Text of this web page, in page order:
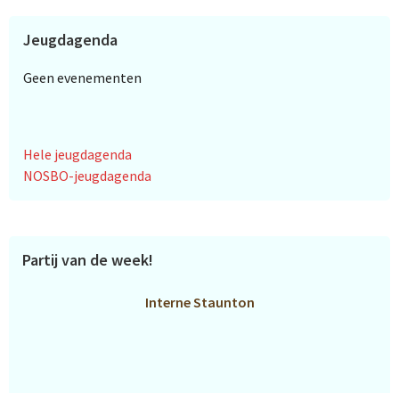
Jeugdagenda
Geen evenementen
Hele jeugdagenda
NOSBO-jeugdagenda
Partij van de week!
Interne Staunton